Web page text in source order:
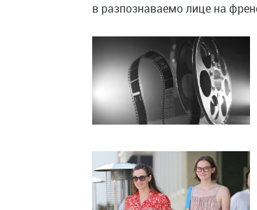
в разпознаваемо лице на